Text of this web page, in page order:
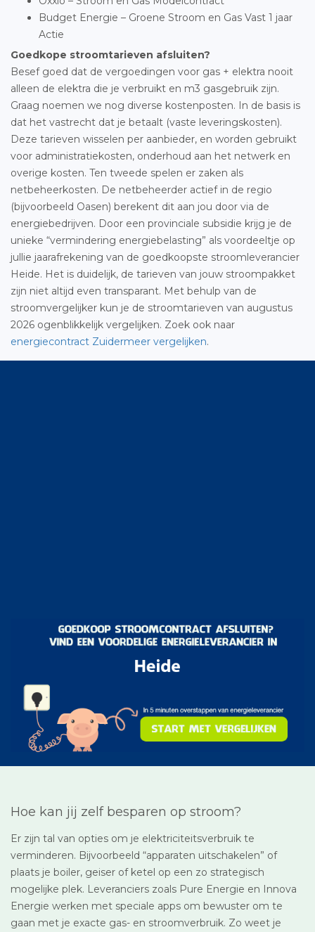
Budget Energie – Groene Stroom en Gas Vast 1 jaar
Actie
Goedkope stroomtarieven afsluiten?
Besef goed dat de vergoedingen voor gas + elektra nooit
alleen de elektra die je verbruikt en m3 gasgebruik zijn.
Graag noemen we nog diverse kostenposten. In de basis is
dat het vastrecht dat je betaalt (vaste leveringskosten).
Deze tarieven wisselen per aanbieder, en worden gebruikt
voor administratiekosten, onderhoud aan het netwerk en
overige kosten. Ten tweede spelen er zaken als
netbeheerkosten. De netbeheerder actief in de regio
(bijvoorbeeld Oasen) berekent dit aan jou door via de
energiebedrijven. Door een provinciale subsidie krijg je de
unieke “vermindering energiebelasting” als voordeeltje op
jullie jaarafrekening van de goedkoopste stroomleverancier
Heide. Het is duidelijk, de tarieven van jouw stroompakket
zijn niet altijd even transparant. Met behulp van de
stroomvergelijker kun je de stroomtarieven van augustus
2026 ogenblikkelijk vergelijken. Zoek ook naar
energiecontract Zuidermeer vergelijken.
Hoe kan jij zelf besparen op stroom?
Er zijn tal van opties om je elektriciteitsverbruik te
verminderen. Bijvoorbeeld “apparaten uitschakelen” of
plaats je boiler, geiser of ketel op een zo strategisch
mogelijke plek. Leveranciers zoals Pure Energie en Innova
Energie werken met speciale apps om bewuster om te
gaan met je exacte gas- en stroomverbruik. Zo weet je